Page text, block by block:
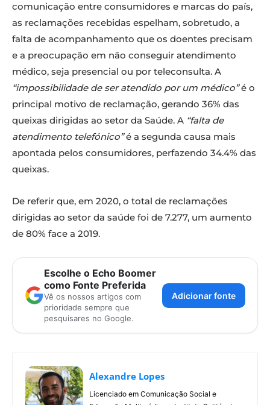
comunicação entre consumidores e marcas do país,
as reclamações recebidas espelham, sobretudo, a
falta de acompanhamento que os doentes precisam
e a preocupação em não conseguir atendimento
médico, seja presencial ou por teleconsulta. A
“impossibilidade de ser atendido por um médico”é o
principal motivo de reclamação, gerando 36% das
queixas dirigidas ao setor da Saúde. A “falta de
atendimento telefónico”é a segunda causa mais
apontada pelos consumidores, perfazendo 34.4% das
queixas.
De referir que, em 2020, o total de reclamações
dirigidas ao setor da saúde foi de 7.277, um aumento
de 80% face a 2019.
Escolhe o Echo Boomer
como Fonte Preferida
Vê os nossos artigos com
prioridade sempre que
pesquisares no Google.
Adicionar fonte
Alexandre Lopes
Licenciado em Comunicação Social e